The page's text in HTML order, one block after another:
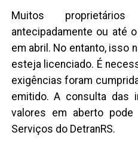
Muitos
antecipadamente ou até
em abril. No entanto, isso
esteja licenciado. É
exigências foram
emitido. A consulta das
valores em aberto
Serviços do DetranRS.